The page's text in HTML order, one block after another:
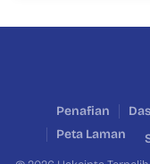
Penafian
Peta Laman